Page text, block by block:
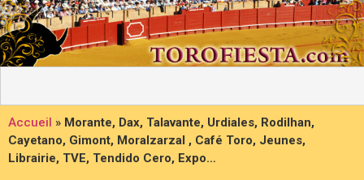
Accueil » Morante, Dax, Talavante, Urdiales, Rodilhan,
Cayetano, Gimont, Moralzarzal , Café Toro, Jeunes,
Librairie, TVE, Tendido Cero, Expo…